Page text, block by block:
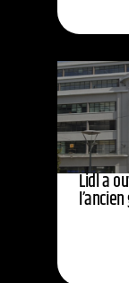
Lidl a